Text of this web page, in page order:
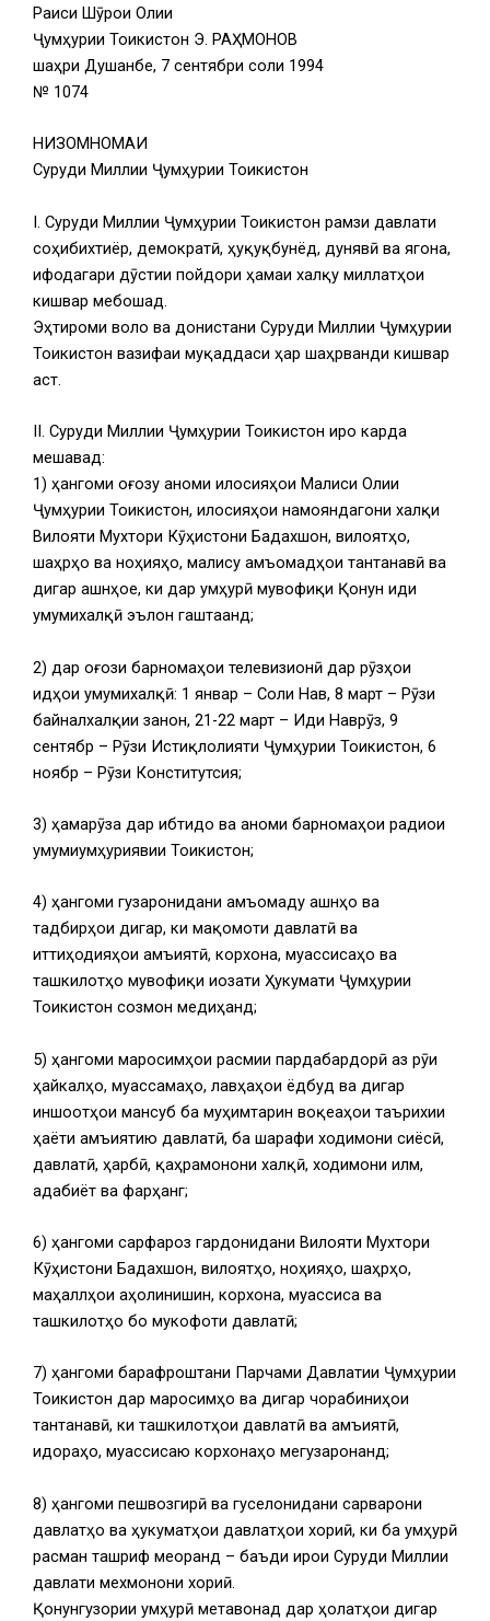
Раиси Шӯрои Олии
Ҷумҳурии Тоҷикистон Э. РАҲМОНОВ
шаҳри Душанбе, 7 сентябри соли 1994
№ 1074
НИЗОМНОМАИ
Суруди Миллии Ҷумҳурии Тоҷикистон
I. Суруди Миллии Ҷумҳурии Тоҷикистон рамзи давлати
соҳибихтиёр, демократӣ, ҳуқуқбунёд, дунявӣ ва ягона,
ифодагари дӯстии пойдори ҳамаи халқу миллатҳои
кишвар мебошад.
Эҳтироми воло ва донистани Суруди Миллии Ҷумҳурии
Тоҷикистон вазифаи муқаддаси ҳар шаҳрванди кишвар
аст.
II. Суруди Миллии Ҷумҳурии Тоҷикистон иҷро карда
мешавад:
1) ҳангоми оғозу анҷоми иҷлосияҳои Маҷлиси Олии
Ҷумҳурии Тоҷикистон, иҷлосияҳои намояндагони халқи
Вилояти Мухтори Кӯҳистони Бадахшон, вилоятҳо,
шаҳрҳо ва ноҳияҳо, маҷлису ҷамъомадҳои тантанавӣ ва
дигар ҷашнҳое, ки дар ҷумҳурӣ мувофиқи Қонун иди
умумихалқӣ эълон гаштаанд;
2) дар оғози барномаҳои телевизионӣ дар рӯзҳои
идҳои умумихалқӣ: 1 январ – Соли Нав, 8 март – Рӯзи
байналхалқии занон, 21-22 март – Иди Наврӯз, 9
сентябр – Рӯзи Истиқлолияти Ҷумҳурии Тоҷикистон, 6
ноябр – Рӯзи Конститутсия;
3) ҳамарӯза дар ибтидо ва анҷоми барномаҳои радиои
умумиҷумҳуриявии Тоҷикистон;
4) ҳангоми гузаронидани ҷамъомаду ҷашнҳо ва
тадбирҳои дигар, ки мақомоти давлатӣ ва
иттиҳодияҳои ҷамъиятӣ, корхона, муассисаҳо ва
ташкилотҳо мувофиқи иҷозати Ҳукумати Ҷумҳурии
Тоҷикистон созмон медиҳанд;
5) ҳангоми маросимҳои расмии пардабардорӣ аз рӯи
ҳайкалҳо, муҷассамаҳо, лавҳаҳои ёдбуд ва дигар
иншоотҳои мансуб ба муҳимтарин воқеаҳои таърихии
ҳаёти ҷамъиятию давлатӣ, ба шарафи ходимони сиёсӣ,
давлатӣ, ҳарбӣ, қаҳрамонони халқӣ, ходимони илм,
адабиёт ва фарҳанг;
6) ҳангоми сарфароз гардонидани Вилояти Мухтори
Кӯҳистони Бадахшон, вилоятҳо, ноҳияҳо, шаҳрҳо,
маҳаллҳои аҳолинишин, корхона, муассиса ва
ташкилотҳо бо мукофоти давлатӣ;
7) ҳангоми барафроштани Парчами Давлатии Ҷумҳурии
Тоҷикистон дар маросимҳо ва дигар чорабиниҳои
тантанавӣ, ки ташкилотҳои давлатӣ ва ҷамъиятӣ,
идораҳо, муассисаю корхонаҳо мегузаронанд;
8) ҳангоми пешвозгирӣ ва гуселонидани сарварони
давлатҳо ва ҳукуматҳои давлатҳои хориҷӣ, ки ба ҷумҳурӣ
расман ташриф меоранд – баъди иҷрои Суруди Миллии
давлати мехмонони хориҷӣ.
Қонунгузории ҷумҳурӣ метавонад дар ҳолатҳои дигар